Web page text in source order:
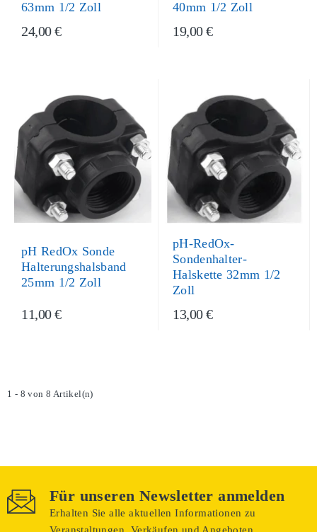
63mm 1/2 Zoll
24,00 €
40mm 1/2 Zoll
19,00 €
pH RedOx Sonde
Halterungshalsband
25mm 1/2 Zoll
11,00 €
pH-RedOx-
Sondenhalter-
Halskette 32mm 1/2
Zoll
13,00 €
1 - 8 von 8 Artikel(n)
Für unseren Newsletter anmelden
Erhalten Sie alle aktuellen Informationen zu